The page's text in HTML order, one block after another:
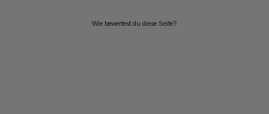
Wie bewertest du diese Seite?